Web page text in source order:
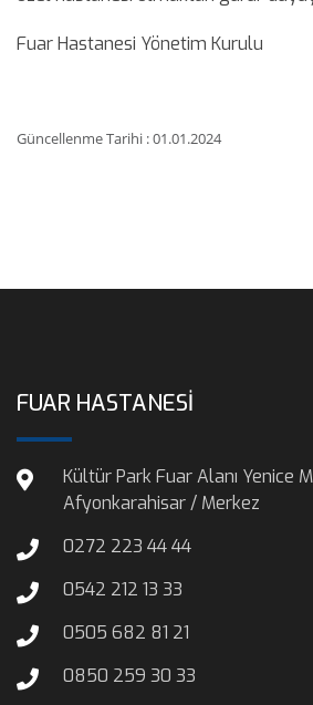
Fuar Hastanesi Yönetim Kurulu
Güncellenme Tarihi : 01.01.2024
FUAR HASTANESİ
Kültür Park Fuar Alanı Yenice
Afyonkarahisar / Merkez
0272 223 44 44
0542 212 13 33
0505 682 81 21
0850 259 30 33